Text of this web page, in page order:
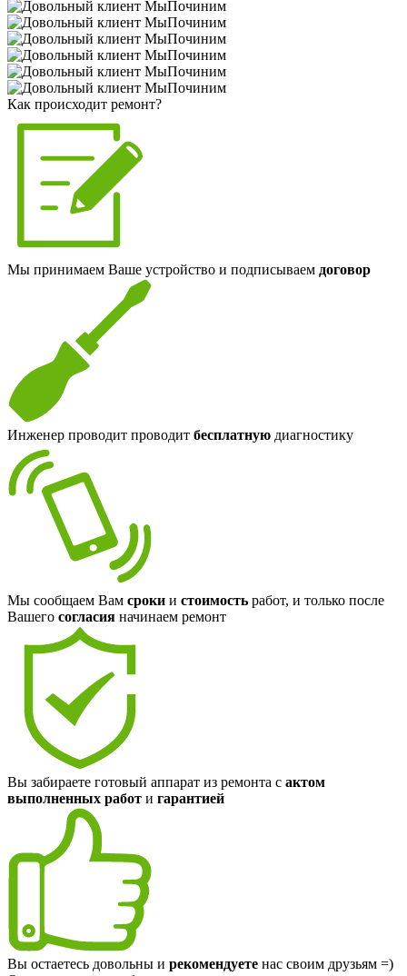
Как происходит ремонт?
Мы принимаем Ваше устройство и подписываем договор
Инженер проводит проводит бесплатную диагностику
Мы сообщаем Вам сроки и стоимость работ, и только после
Вашего согласия начинаем ремонт
Вы забираете готовый аппарат из ремонта с актом
выполненных работ и гарантией
Вы остаетесь довольны и рекомендуете нас своим друзьям =)